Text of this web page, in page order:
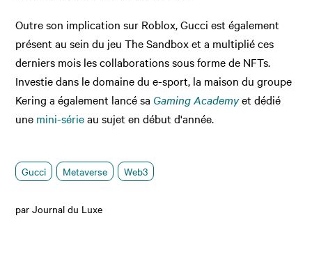
Outre son implication sur Roblox, Gucci est également
présent au sein du jeu The Sandbox et a multiplié ces
derniers mois les collaborations sous forme de NFTs.
Investie dans le domaine du e-sport, la maison du groupe
Kering a également lancé sa Gaming Academyet dédié
une mini-sérieau sujet en début d'année.
Gucci Metaverse Web3
par Journal du Luxe